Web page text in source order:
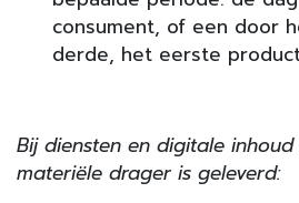
consument, of een door
derde, het eerste
Bij diensten en digitale
materiële drager is geleverd: